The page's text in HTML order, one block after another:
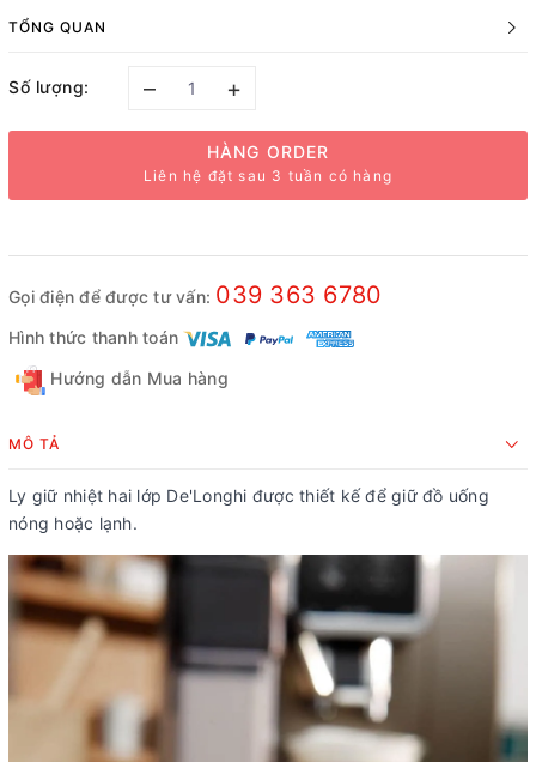
TỔNG QUAN
Số lượng: – +
HÀNG ORDER
Liên hệ đặt sau 3 tuần có hàng
Gọi điện để được tư vấn: 039 363 6780
Hình thức thanh toán
Hướng dẫn Mua hàng
MÔ TẢ
Ly giữ nhiệt hai lớp De'Longhi được thiết kế để giữ đồ uống
nóng hoặc lạnh.